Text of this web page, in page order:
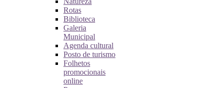
Rotas
Biblioteca
Galeria
Municipal
Agenda cultural
Posto de turismo
Folhetos
promocionais
online